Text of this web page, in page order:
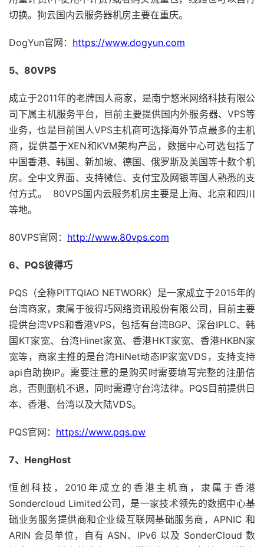
切换。狗云国内云服务器机房主要在重庆。
DogYun官网： https://www.dogyun.com
5、80VPS
成立于2011年的老牌国人商家，是南宁悠米网络科技有限公
司下属主机服务平台，目前主要提供国内外服务器、VPS等
业务，也是目前国人VPS主机商可选择海外节点最多的主机
商，提供基于XEN和KVM架构产品，数据中心可选包括了
中国香港、韩国、新加坡、德国、俄罗斯及美国等十数个机
房。全中文界面、支持微信、支付宝及网银等国人熟悉的支
付方式。 80VPS国内云服务机房主要是上海、北京和四川
等地。
80VPS官网： http://www.80vps.com
6、PQS彼得巧
PQS（全称PITTQIAO NETWORK）是一家成立于2015年的
台湾商家，隶属于彼得巧网络资讯股份有限公司，目前主要
提供台湾VPS和香港VPS，包括有台湾BGP、深台IPLC、韩
国KT家宽、台湾Hinet家宽、香港HKT家宽、香港HKBN家
宽等，商家主推的是台湾HiNet动态IP家宽VDS，支持支持
api自助换IP。需要注意的是购买时需要填写完整的注册信
息，否则删机不退，同时需遵守台湾法律。PQS目前提供日
本、香港、台湾以及大陆VDS。
PQS官网： https://www.pqs.pw
7、HengHost
恒创科技，2010年成立的香港主机商，隶属于香港
Sondercloud Limited公司，是一家技术领先的数据中心基
础业务服务提供商和企业级互联网基础服务商，APNIC 和
ARIN 会员单位，自有 ASN、IPv6 以及 SonderCloud 数